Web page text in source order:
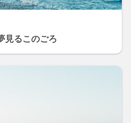
見るこのごろ